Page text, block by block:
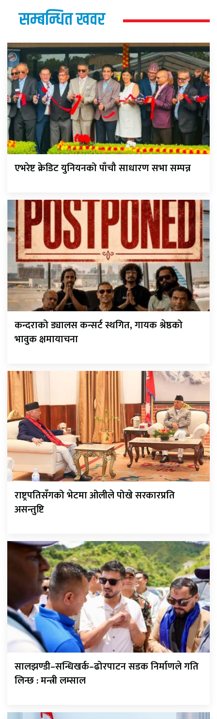
सम्बन्धित खवर
एभरेष्ट क्रेडिट युनियनको पाँचौ साधारण सभा सम्पन्न
कन्दराको ड्यालस कन्सर्ट स्थगित, गायक श्रेष्ठको
भावुक क्षमायाचना
राष्ट्रपतिसँगको भेटमा ओलीले पोखे सरकारप्रति
असन्तुष्टि
सालझण्डी–सन्धिखर्क–ढोरपाटन सडक निर्माणले गति
लिन्छ : मन्त्री लम्साल